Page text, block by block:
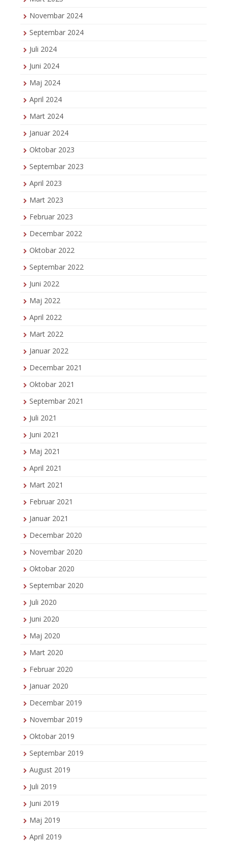
Novembar 2024
Septembar 2024
Juli 2024
Juni 2024
Maj 2024
April 2024
Mart 2024
Januar 2024
Oktobar 2023
Septembar 2023
April 2023
Mart 2023
Februar 2023
Decembar 2022
Oktobar 2022
Septembar 2022
Juni 2022
Maj 2022
April 2022
Mart 2022
Januar 2022
Decembar 2021
Oktobar 2021
Septembar 2021
Juli 2021
Juni 2021
Maj 2021
April 2021
Mart 2021
Februar 2021
Januar 2021
Decembar 2020
Novembar 2020
Oktobar 2020
Septembar 2020
Juli 2020
Juni 2020
Maj 2020
Mart 2020
Februar 2020
Januar 2020
Decembar 2019
Novembar 2019
Oktobar 2019
Septembar 2019
August 2019
Juli 2019
Juni 2019
Maj 2019
April 2019